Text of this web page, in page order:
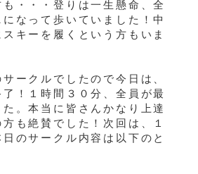
・・・登りは一生懸命、全
なって歩いていました！中
キーを履くという方もいま
ークルでしたので今日は、
！１時間３０分、全員が最
。本当に皆さんかなり上達
も絶賛でした！次回は、１
のサークル内容は以下のと